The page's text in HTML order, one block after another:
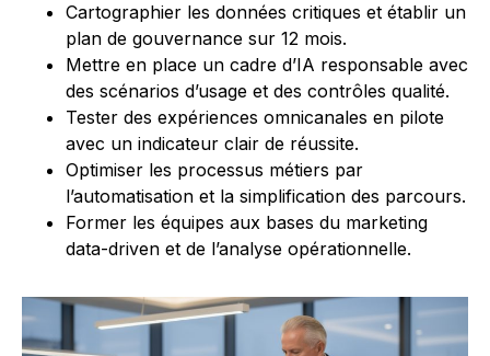
Cartographier les données critiques et établir un
plan de gouvernance sur 12 mois.
Mettre en place un cadre d’IA responsable avec
des scénarios d’usage et des contrôles qualité.
Tester des expériences omnicanales en pilote
avec un indicateur clair de réussite.
Optimiser les processus métiers par
l’automatisation et la simplification des parcours.
Former les équipes aux bases du marketing
data-driven et de l’analyse opérationnelle.